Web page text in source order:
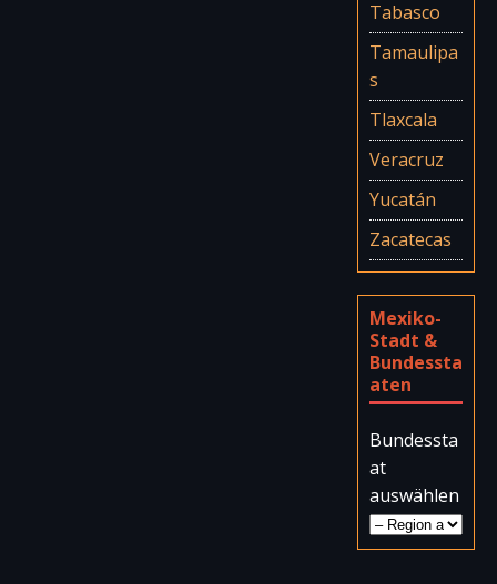
Tabasco
Tamaulipa
s
Tlaxcala
Veracruz
Yucatán
Zacatecas
Mexiko-
Stadt &
Bundessta
aten
Bundessta
at
auswählen